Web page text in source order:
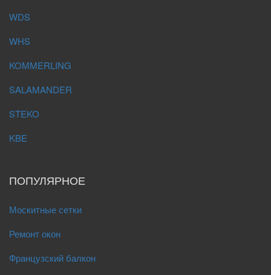
WDS
WHS
KOMMERLING
SALAMANDER
STEKO
KBE
ПОПУЛЯРНОЕ
Москитные сетки
Ремонт окон
Французский балкон